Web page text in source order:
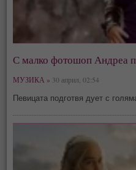
С малко фотошоп Андреа
МУЗИКА » 30 април, 02:54
Певицата подготвя дует с